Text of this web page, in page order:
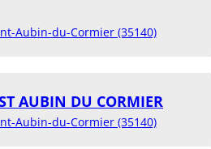
Aubin-du-Cormier (35140)
AUBIN DU CORMIER
Aubin-du-Cormier (35140)